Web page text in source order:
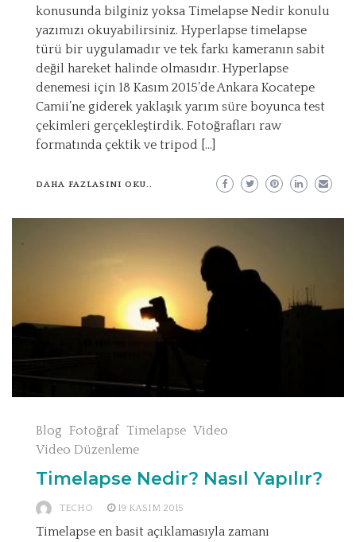
konusunda bilginiz yoksa Timelapse Nedir konulu
yazımızı okuyabilirsiniz. Hyperlapse timelapse
türü bir uygulamadır ve tek farkı kameranın sabit
değil hareket halinde olmasıdır. Hyperlapse
denemesi için 18 Kasım 2015’de Ankara Kocatepe
Camii’ne giderek yaklaşık yarım süre boyunca test
çekimleri gerçekleştirdik. Fotoğrafları raw
formatında çektik ve tripod […]
DAHA FAZLASINI OKU..
Blog Fotoğraf Timelapse Video
Video Düzenleme
Timelapse Nedir? Nasıl Yapılır?
TECHO 19 KASIM 2015
Timelapse en basit açıklamasıyla zamanı